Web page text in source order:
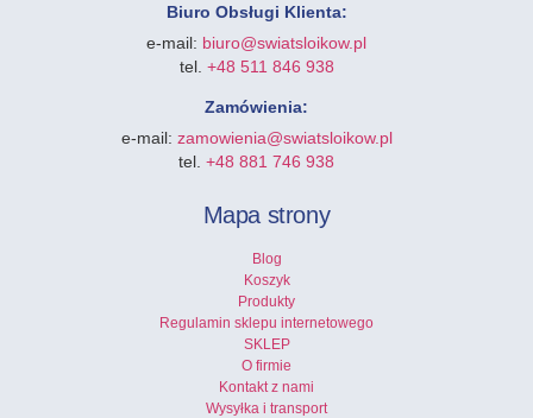
Biuro Obsługi Klienta:
e-mail: biuro@swiatsloikow.pl
tel. +48 511 846 938
Zamówienia:
e-mail: zamowienia@swiatsloikow.pl
tel.+48 881 746 938
Mapa strony
Blog
Koszyk
Produkty
Regulamin sklepu internetowego
SKLEP
O firmie
Kontakt z nami
Wysyłka i transport